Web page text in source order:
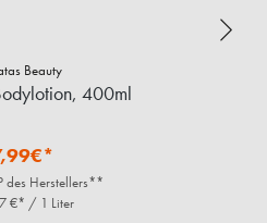
Beauty
400ml
des Herstellers**
€* / 1 Liter